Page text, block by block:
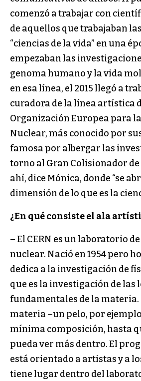
comenzó a trabajar con
de aquellos que trabajaban
“ciencias de la vida” en una
empezaban las
genoma humano y la vida
en esa línea, el 2015 llegó a
curadora de la línea artística
Organización Europea para
Nuclear, más conocido por
famosa por albergar las
torno al Gran Colisionador de
ahí, dice Mónica, donde “se
dimensión de lo que es la
¿En qué consiste el ala
– El CERN es un laboratorio
nuclear. Nació en 1954 pero
dedica a la investigación de
que es la investigación de las
fundamentales de la materia.
materia –un pelo, por
mínima composición, hasta
pueda ver más dentro. El
está orientado a artistas y a
tiene lugar dentro del